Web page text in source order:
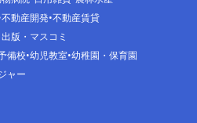
不動産開発 不動産賃貸
版・マスコミ
備校 幼児教室 幼稚園・保育園
ャー